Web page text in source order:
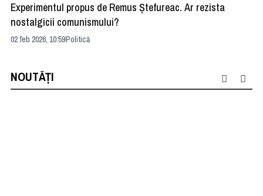
Experimentul propus de Remus Ştefureac. Ar rezista
nostalgicii comunismului?
02 feb 2026, 10:59Politică
NOUTĂȚI